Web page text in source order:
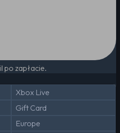
po zapłacie.
Xbox Live
Gift Card
Europe